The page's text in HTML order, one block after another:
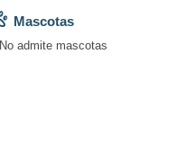
Mascotas
No admite mascotas